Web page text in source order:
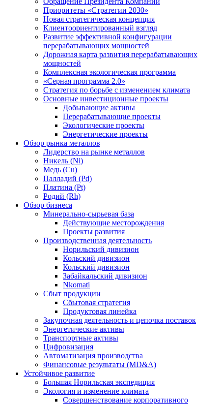
Приоритеты «Стратегии 2030»
Новая стратегическая концепция
Клиентоориентированный взгляд
Развитие эффективной конфигурации
перерабатывающих мощностей
Дорожная карта развития перерабатывающих
мощностей
Комплексная экологическая программа
«Серная программа 2.0»
Стратегия по борьбе с изменением климата
Основные инвестиционные проекты
Добывающие активы
Перерабатывающие проекты
Экологические проекты
Энергетические проекты
Обзор рынка металлов
Лидерство на рынке металлов
Никель (Ni)
Медь (Cu)
Палладий (Pd)
Платина (Pt)
Родий (Rh)
Обзор бизнеса
Минерально-сырьевая база
Действующие месторождения
Проекты развития
Производственная деятельность
Норильский дивизион
Кольский дивизион
Кольский дивизион
Забайкальский дивизион
Nkomati
Сбыт продукции
Сбытовая стратегия
Продуктовая линейка
Закупочная деятельность и цепочка поставок
Энергетические активы
Транспортные активы
Цифровизация
Автоматизация производства
Финансовые результаты (MD&A)
Устойчивое развитие
Большая Норильская экспедиция
Экология и изменение климата
Совершенствование корпоративного